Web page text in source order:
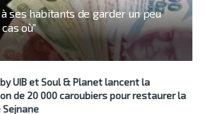
ses habitants de garder un peu
où”
UIB et Soul & Planet lancent la
de 20 000 caroubiers pour restaurer la